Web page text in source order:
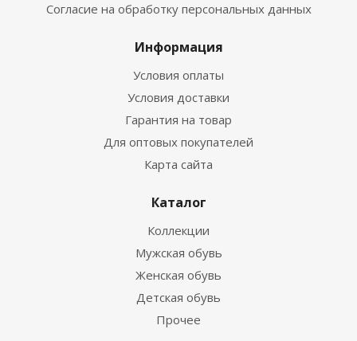
Согласие на обработку персональных данных
Информация
Условия оплаты
Условия доставки
Гарантия на товар
Для оптовых покупателей
Карта сайта
Каталог
Коллекции
Мужская обувь
Женская обувь
Детская обувь
Прочее